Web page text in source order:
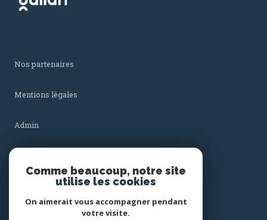
Nos partenaires
Mentions légales
Admin
Politique RGPD
Comme beaucoup, notre site
utilise les cookies
On aimerait vous accompagner pendant
votre visite.